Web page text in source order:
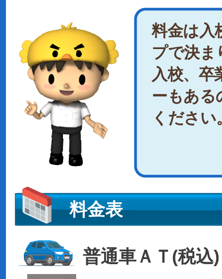
料金は入
プで決ま
入校、卒
ーもある
ください
料金表
普通車ＡＴ(税込)